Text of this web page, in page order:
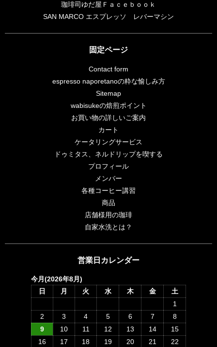
珈琲司ゆだ屋Ｆａｃｅｂｏｏｋ
SAN MARCO エスプレッソ レバーマシン
固定ページ
Contact form
espresso naporetanoの粋な愉しみ方
Sitemap
wabisukeの焙煎ポイント
お買い物の詳しいご案内
カート
ケータリングサービス
ドゥミタス、ネルドリップを喫する
プロフィール
メンバー
各種コーヒー講習
商品
店舗様用の珈琲
自家水洗とは？
営業日カレンダー
今月(2026年8月)
日
月 火 水 木 金
土
1
2
3 4 5 6 7
8
9
10 11 12 13 14
15
16
17 18 19 20 21 22